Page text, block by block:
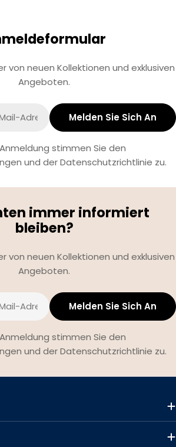
von neuen Kollektionen und exklusiven
Angeboten.
Melden Sie Sich An
stimmen Sie den
und der Datenschutzrichtlinie zu.
immer informiert
bleiben?
von neuen Kollektionen und exklusiven
Angeboten.
Melden Sie Sich An
stimmen Sie den
und der Datenschutzrichtlinie zu.